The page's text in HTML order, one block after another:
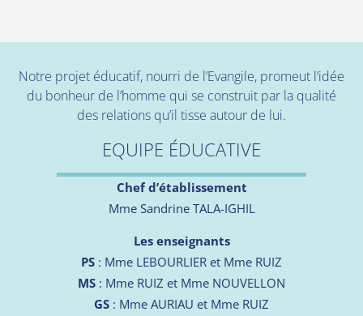
Notre projet éducatif, nourri de l’Evangile, promeut l’idée
du bonheur de l’homme qui se construit par la qualité
des relations qu’il tisse autour de lui.
EQUIPE ÉDUCATIVE
Chef d’établissement
Mme Sandrine TALA-IGHIL
Les enseignants
PS : Mme LEBOURLIER et Mme RUIZ
MS : Mme RUIZ et Mme NOUVELLON
GS : Mme AURIAU et Mme RUIZ